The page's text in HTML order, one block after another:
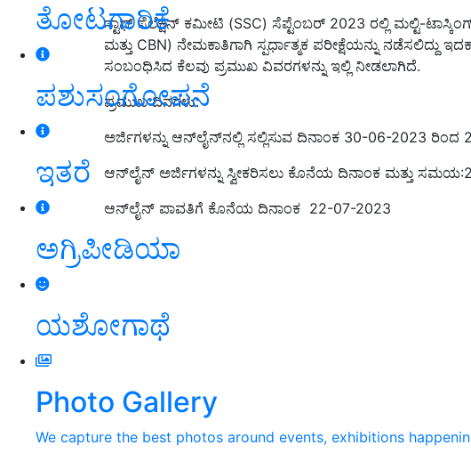
ತೋಟಗಾರಿಕೆ
ಪಶುಸಂಗೋಪನೆ
ಇತರೆ
ಅಗ್ರಿಪೀಡಿಯಾ
ಯಶೋಗಾಥೆ
Photo Gallery
We capture the best photos around events, exhibitions
ಸ್ಟಾಫ್‌ ಸೆಲೆಕ್ಷನ್‌ ಕಮೀಟಿ (SSC) ಸೆಪ್ಟೆಂಬರ್ 2023 ರಲ್ಲಿ ಮಲ್ಟಿ-ಟಾಸ್ಕಿಂಗ್
ಮತ್ತು CBN) ನೇಮಕಾತಿಗಾಗಿ ಸ್ಪರ್ಧಾತ್ಮಕ ಪರೀಕ್ಷೆಯನ್ನು ನಡೆಸಲಿದ್ದು
ಸಂಬಂಧಿಸಿದ ಕೆಲವು ಪ್ರಮುಖ ವಿವರಗಳನ್ನು ಇಲ್ಲಿ ನೀಡಲಾಗಿದೆ.
ಪ್ರಮುಖ ದಿನಗಳು:
ಅರ್ಜಿಗಳನ್ನು ಆನ್‌ಲೈನ್‌ನಲ್ಲಿ ಸಲ್ಲಿಸುವ ದಿನಾಂಕ 30-06-2023 ರಿಂದ
ಆನ್‌ಲೈನ್ ಅರ್ಜಿಗಳನ್ನು ಸ್ವೀಕರಿಸಲು ಕೊನೆಯ ದಿನಾಂಕ ಮತ್ತು
ಆನ್‌ಲೈನ್ ಪಾವತಿಗೆ ಕೊನೆಯ ದಿನಾಂಕ 22-07-2023